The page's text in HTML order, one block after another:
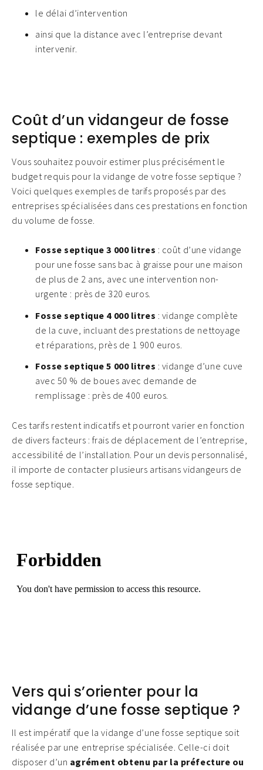
le délai d’intervention
ainsi que la distance avec l’entreprise devant
intervenir.
Coût d’un vidangeur de fosse
septique : exemples de prix
Vous souhaitez pouvoir estimer plus précisément le
budget requis pour la vidange de votre fosse septique ?
Voici quelques exemples de tarifs proposés par des
entreprises spécialisées dans ces prestations en fonction
du volume de fosse.
Fosse septique 3 000 litres : coût d’une vidange
pour une fosse sans bac à graisse pour une maison
de plus de 2 ans, avec une intervention non-
urgente : près de 320 euros.
Fosse septique 4 000 litres : vidange complète
de la cuve, incluant des prestations de nettoyage
et réparations, près de 1 900 euros.
Fosse septique 5 000 litres : vidange d’une cuve
avec 50 % de boues avec demande de
remplissage : près de 400 euros.
Ces tarifs restent indicatifs et pourront varier en fonction
de divers facteurs : frais de déplacement de l’entreprise,
accessibilité de l’installation. Pour un devis personnalisé,
il importe de contacter plusieurs artisans vidangeurs de
fosse septique.
Vers qui s’orienter pour la
vidange d’une fosse septique ?
Il est impératif que la vidange d’une fosse septique soit
réalisée par une entreprise spécialisée. Celle-ci doit
disposer d’un agrément obtenu par la préfecture ou